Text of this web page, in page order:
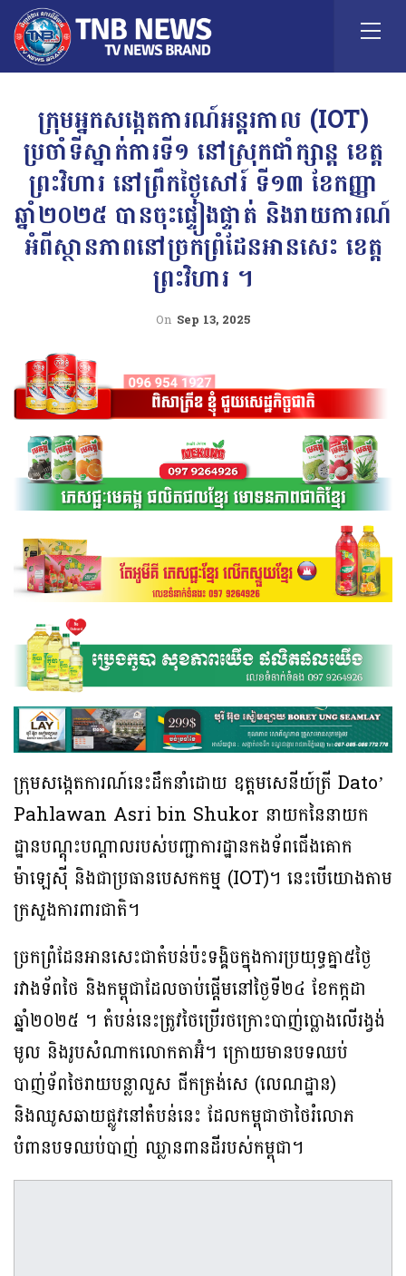
ក្រុមអ្នកសង្កេតការណ៍អន្តរកាល (IOT)
ប្រចាំទីស្នាក់ការទី១ នៅស្រុកជាំក្សាន្ត ខេត្ត
ព្រះវិហារ នៅព្រឹកថ្ងៃសៅរ៍ ទី១៣ ខែកញ្ញា
ឆ្នាំ២០២៥ បានចុះផ្ទៀងផ្ទាត់ និងរាយការណ៍
អំពីស្ថានភាពនៅច្រកព្រំដែនអានសេះ ខេត្ត
ព្រះវិហារ ។
On Sep 13, 2025
ក្រុមសង្កេតការណ៍នេះដឹកនាំដោយ ឧត្តមសេនីយ៍ត្រី Dato’
Pahlawan Asri bin Shukor នាយកនៃនាយក
ដ្ឋានបណ្តុះបណ្តាលរបស់បញ្ជាការដ្ឋានកងទ័ពជើងគោក
ម៉ាឡេស៊ី និងជាប្រធានបេសកកម្ម (IOT)។ នេះបើយោងតាម
ក្រសួងការពារជាតិ។
ច្រកព្រំដែនអានសេះជាតំបន់ប៉ះទង្គិចក្នុងការប្រយុទ្ធគ្នា៥ថ្ងៃ
រវាងទ័ពថៃ និងកម្ពុជាដែលចាប់ផ្តើមនៅថ្ងៃទី២៤ ខែកក្កដា
ឆ្នាំ២០២៥ ។ តំបន់នេះត្រូវថៃប្រើរថក្រោះបាញ់ប្លោងលើរង្វង់
មូល និងរូបសំណាកលោកតាអ៊ំ។ ក្រោយមានបទឈប់
បាញ់ទ័ពថៃរាយបន្លាលួស ជីកត្រង់សេ (លេណដ្ឋាន)
និងឈូសឆាយផ្លូវនៅតំបន់នេះ ដែលកម្ពុជាថាថៃរំលោភ
បំពានបទឈប់បាញ់ ឈ្លានពានដីរបស់កម្ពុជា។